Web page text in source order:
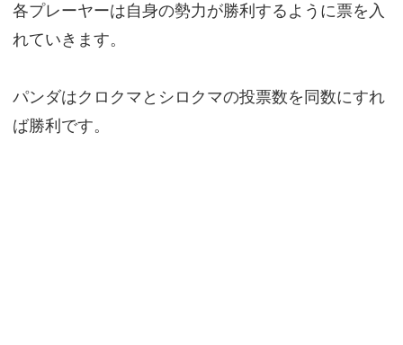
各プレーヤーは自身の勢力が勝利するように票を入
れていきます。
パンダはクロクマとシロクマの投票数を同数にすれ
ば勝利です。